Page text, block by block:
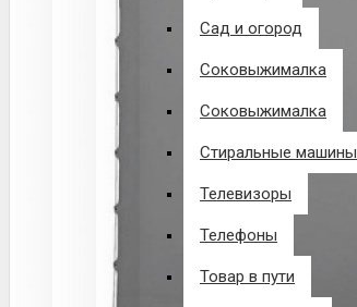
Сад и огород
Соковыжималка
Соковыжималка
Стиральные машины
Телевизоры
Телефоны
Товар в пути